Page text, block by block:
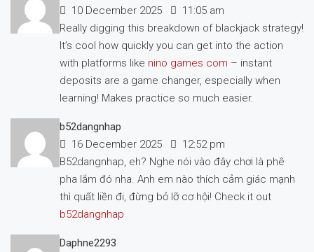
10 December 2025
11:05 am
Really digging this breakdown of blackjack strategy!
It’s cool how quickly you can get into the action
with platforms like nino games com – instant
deposits are a game changer, especially when
learning! Makes practice so much easier.
b52dangnhap
16 December 2025
12:52 pm
B52dangnhap, eh? Nghe nói vào đây chơi là phê
pha lắm đó nha. Anh em nào thích cảm giác mạnh
thì quất liền đi, đừng bỏ lỡ cơ hội! Check it out
b52dangnhap
Daphne2293